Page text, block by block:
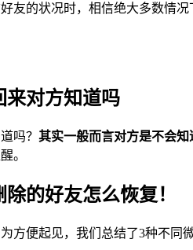
友的状况时，相信绝大多数情
来对方知道吗
吗？ 其实一般而言对方是不会知
。
的好友怎么恢复！
方便起见，我们总结了3种不